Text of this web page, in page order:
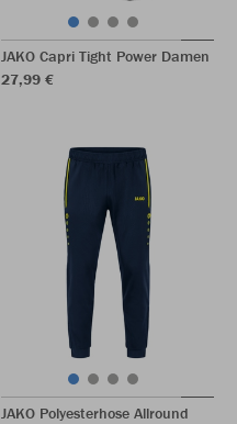
JAKO Capri Tight Power Damen
27,99 €
JAKO Polyesterhose Allround